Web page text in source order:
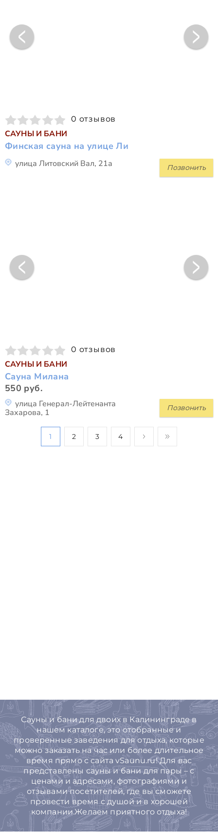
0 отзывов
САУНЫ И БАНИ
Финская сауна на улице Ли
Позвонить
улица Литовский Вал, 21а
0 отзывов
САУНЫ И БАНИ
Сауна Милана
550 руб.
Позвонить
улица Генерал-Лейтенанта
Захарова, 1
1 2 3 4
Сауны и бани для двоих в Калининграде в
нашем каталоге, это отобранные и
проверенные заведения для отдыха, которые
можно заказать на час или более длительное
время прямо с сайта vSaunu.ru! Для вас
представлены сауны и бани для пары – с
ценами и адресами, фотографиями и
отзывами посетителей, где вы сможете
провести время с душой и в хорошей
компании.Желаем приятного отдыха!